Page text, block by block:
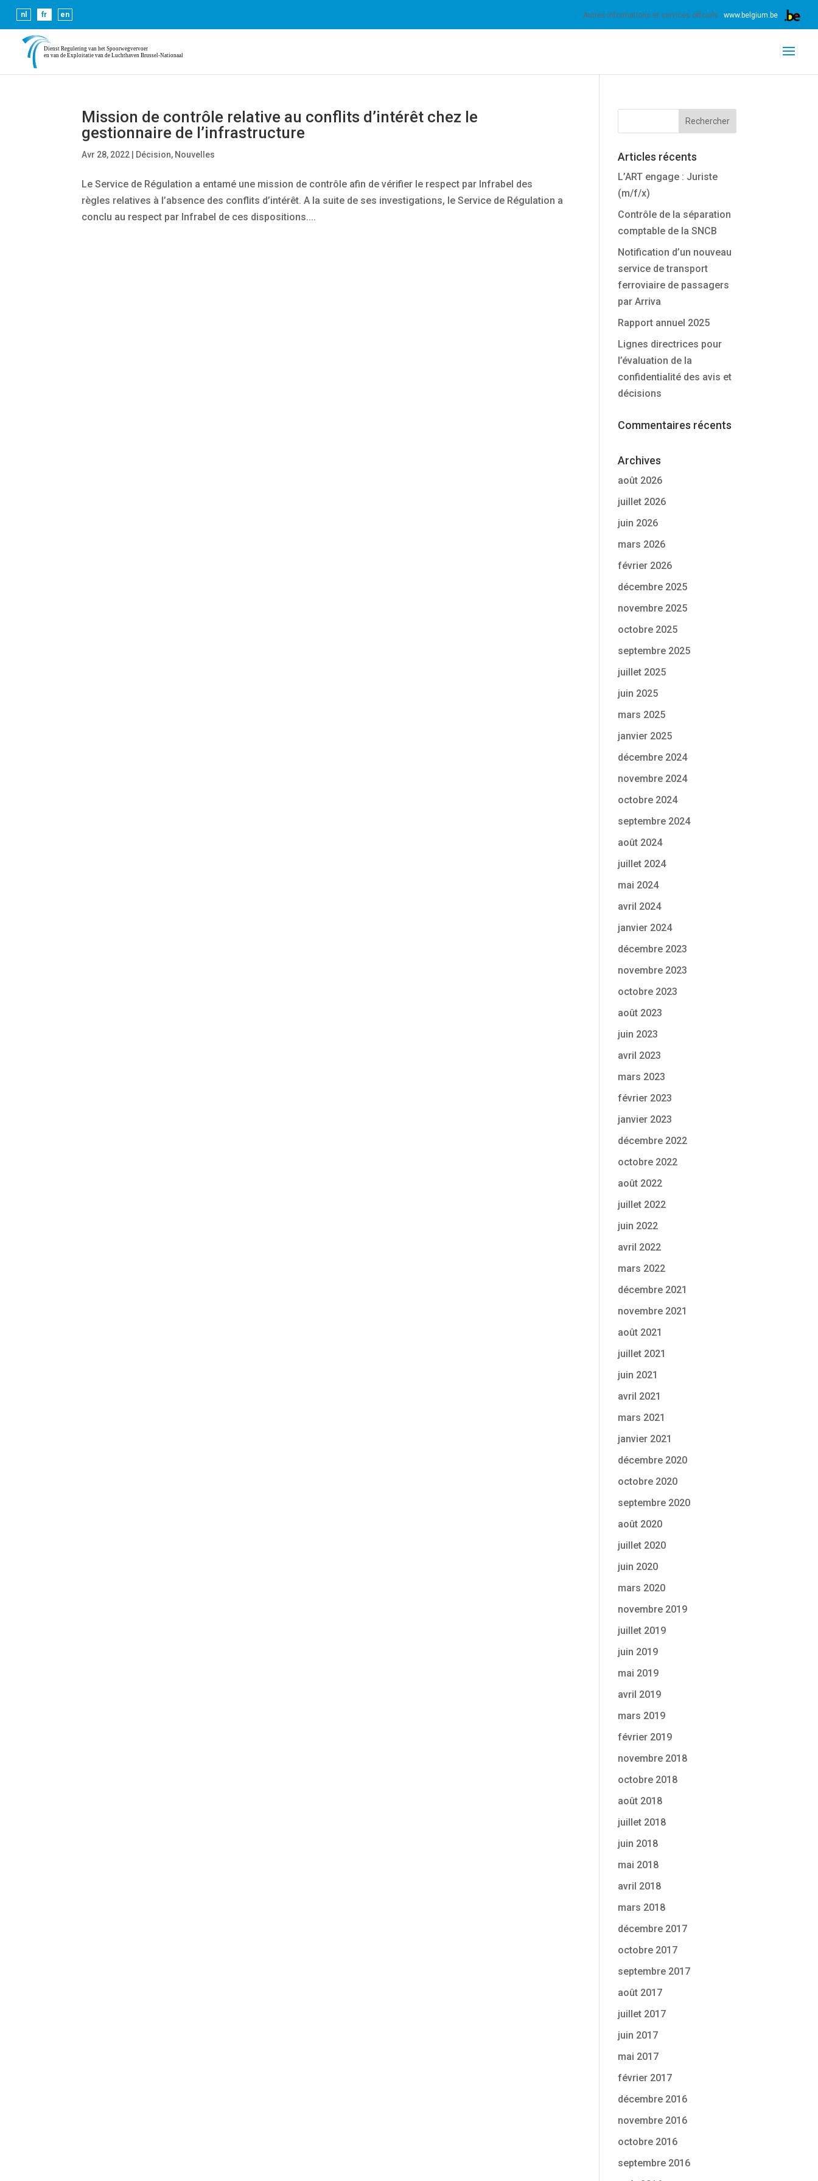
nl fr en Autres informations et services officiels :www.belgium.be
Mission de contrôle relative au conflits d’intérêt chez le
gestionnaire de l’infrastructure
Avr 28, 2022 Décision, Nouvelles
Le Service de Régulation a entamé une mission de contrôle afin de vérifier le respect par Infrabel des
règles relatives à l’absence des conflits d’intérêt. A la suite de ses investigations, le Service de Régulation a
conclu au respect par Infrabel de ces dispositions....
Articles récents
L’ART engage : Juriste
(m/f/x)
Contrôle de la séparation
comptable de la SNCB
Notification d’un nouveau
service de transport
ferroviaire de passagers
par Arriva
Rapport annuel 2025
Lignes directrices pour
l’évaluation de la
confidentialité des avis et
décisions
Commentaires récents
Archives
août 2026
juillet 2026
juin 2026
mars 2026
février 2026
décembre 2025
novembre 2025
octobre 2025
septembre 2025
juillet 2025
juin 2025
mars 2025
janvier 2025
décembre 2024
novembre 2024
octobre 2024
septembre 2024
août 2024
juillet 2024
mai 2024
avril 2024
janvier 2024
décembre 2023
novembre 2023
octobre 2023
août 2023
juin 2023
avril 2023
mars 2023
février 2023
janvier 2023
décembre 2022
octobre 2022
août 2022
juillet 2022
juin 2022
avril 2022
mars 2022
décembre 2021
novembre 2021
août 2021
juillet 2021
juin 2021
avril 2021
mars 2021
janvier 2021
décembre 2020
octobre 2020
septembre 2020
août 2020
juillet 2020
juin 2020
mars 2020
novembre 2019
juillet 2019
juin 2019
mai 2019
avril 2019
mars 2019
février 2019
novembre 2018
octobre 2018
août 2018
juillet 2018
juin 2018
mai 2018
avril 2018
mars 2018
décembre 2017
octobre 2017
septembre 2017
août 2017
juillet 2017
juin 2017
mai 2017
février 2017
décembre 2016
novembre 2016
octobre 2016
septembre 2016
Les cookies nous permettent de vous proposer nos services plus facilement. En utilisant nos services, vous nous donnez expressément votre accord pour exploiter ces
cookies. En savoir plus OK